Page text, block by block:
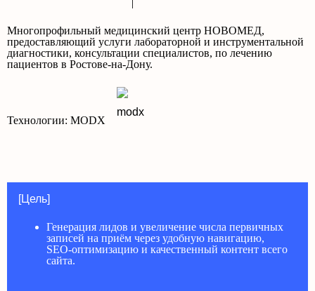
Многопрофильный медицинский центр НОВОМЕД,
предоставляющий услуги лабораторной и инструментальной
диагностики, консультации специалистов, по лечению
пациентов в Ростове-на-Дону.
Технологии: MODX
[Цель]
Генерация лидов и увеличение числа первичных
записей на приём через удобную навигацию,
SEO-оптимизацию и качественный контент всего
сайта.